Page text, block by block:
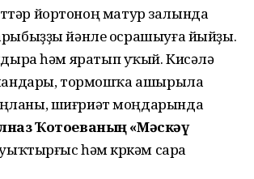
йортоноң матур залында
йәнле осрашыуға йыйҙы.
һәм яратып уҡый. Кисәлә
тормошҡа ашырыла
шиғриәт моңдарында
Ҡотоеваның «Мәскәү
һәм күркәм сара